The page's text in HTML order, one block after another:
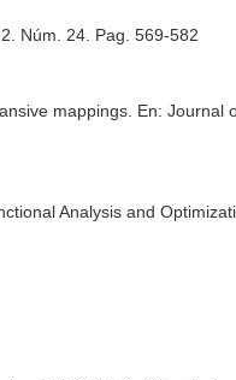
Núm. 24. Pag. 569-582
mappings. En: Journal
Analysis and